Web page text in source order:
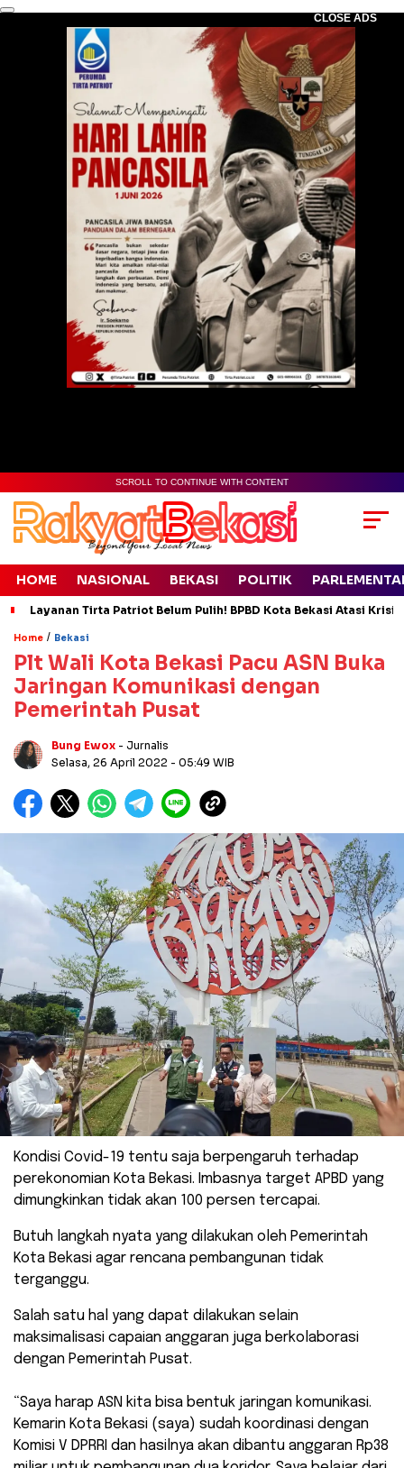
CLOSE ADS
SCROLL TO CONTINUE WITH CONTENT
HOME NASIONAL BEKASI POLITIK
Layanan Tirta Patriot Belum Pulih! BPBD Kota Bekasi Atasi
Home / Bekasi
Plt Wali Kota Bekasi Pacu ASN Buka
Jaringan Komunikasi dengan
Pemerintah Pusat
Bung Ewox - Jurnalis
Selasa, 26 April 2022 - 05:49 WIB
Kondisi Covid-19 tentu saja berpengaruh terhadap
perekonomian Kota Bekasi. Imbasnya target APBD yang
dimungkinkan tidak akan 100 persen tercapai.
Butuh langkah nyata yang dilakukan oleh Pemerintah
Kota Bekasi agar rencana pembangunan tidak
terganggu.
Salah satu hal yang dapat dilakukan selain
maksimalisasi capaian anggaran juga berkolaborasi
dengan Pemerintah Pusat.
“Saya harap ASN kita bisa bentuk jaringan komunikasi.
Kemarin Kota Bekasi (saya) sudah koordinasi dengan
Komisi V DPRRI dan hasilnya akan dibantu anggaran Rp38